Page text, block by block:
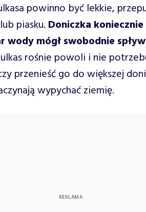
powinno być lekkie,
piasku. Doniczka
wody mógł swobodnie
rośnie powoli i nie
przenieść go do większej
wypychać ziemię.